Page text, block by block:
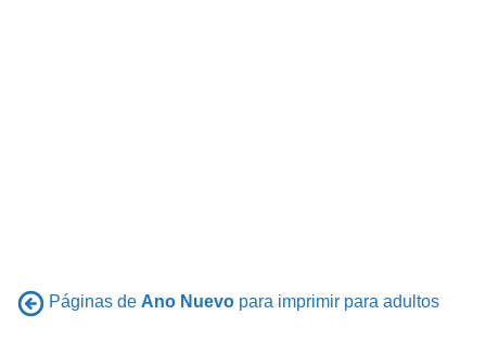
Páginas de Ano Nuevo para imprimir para adultos